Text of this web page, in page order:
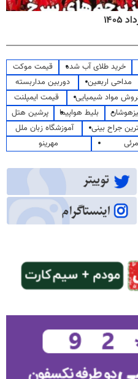
خرید طلای آب شده
قیمت موکت
مداحی اربعین
دوربین مداربسته
مواد شیمیایی
قیمت ایمپلنت
بلیط هواپیما
پرشین هتل
جراح بینی
آموزشگاه زبان ملل
مهرینو